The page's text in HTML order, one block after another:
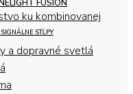
ku kombinovanej
a dopravné svetlá
FUSION
STĹPY